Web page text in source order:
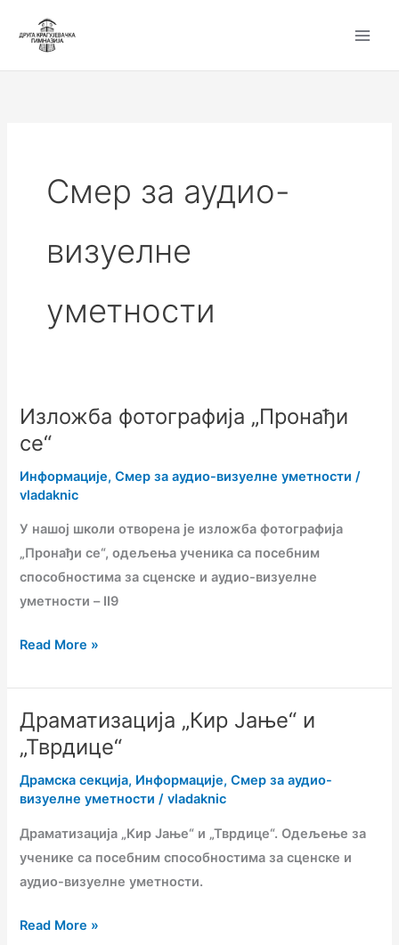
Смер за аудио-
визуелне
уметности
Изложба фотографија „Пронађи
се“
Информације,Смер за аудио-визуелне уметности /
vladaknic
У нашој школи отворена је изложба фотографија
„Пронађи се“, одељења ученика са посебним
способностима за сценске и аудио-визуелне
уметности – II9
Изложба
фотографија
се“
Read More »
Драматизација „Кир Јање“ и
„Тврдице“
Драмска секција, Информације,Смер за аудио-
визуелне уметности /vladaknic
Драматизација „Кир Јање“ и „Тврдице“. Одељење за
ученике са посебним способностима за сценске и
аудио-визуелне уметности.
Драматизација
„Кир
и
Read More »